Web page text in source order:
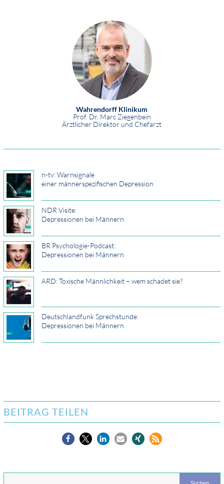
Wahrendorff Klinikum
Prof. Dr. Marc Ziegenbein
Ärztlicher Direktor und Chefarzt
n-tv: Warnsignale
einer männerspezifischen Depression
NDR Visite:
Depressionen bei Männern
BR Psychologie-Podcast:
Depressionen bei Männern
ARD: Toxische Männlichkeit – wem schadet sie?
Deutschlandfunk Sprechstunde:
Depressionen bei Männern
BEITRAG TEILEN